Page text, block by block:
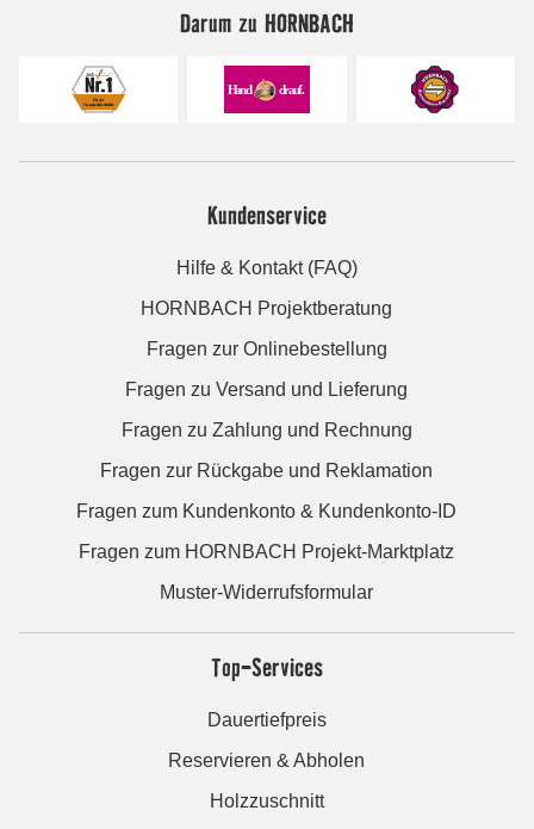
Darum zu HORNBACH
Kundenservice
Hilfe & Kontakt (FAQ)
HORNBACH Projektberatung
Fragen zur Onlinebestellung
Fragen zu Versand und Lieferung
Fragen zu Zahlung und Rechnung
Fragen zur Rückgabe und Reklamation
Fragen zum Kundenkonto & Kundenkonto-ID
Fragen zum HORNBACH Projekt-Marktplatz
Muster-Widerrufsformular
Top-Services
Dauertiefpreis
Reservieren & Abholen
Holzzuschnitt